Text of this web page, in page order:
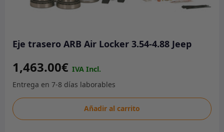
Eje trasero ARB Air Locker 3.54-4.88 Jeep
1,463.00€
Eje
trasero
Añadir al carrito